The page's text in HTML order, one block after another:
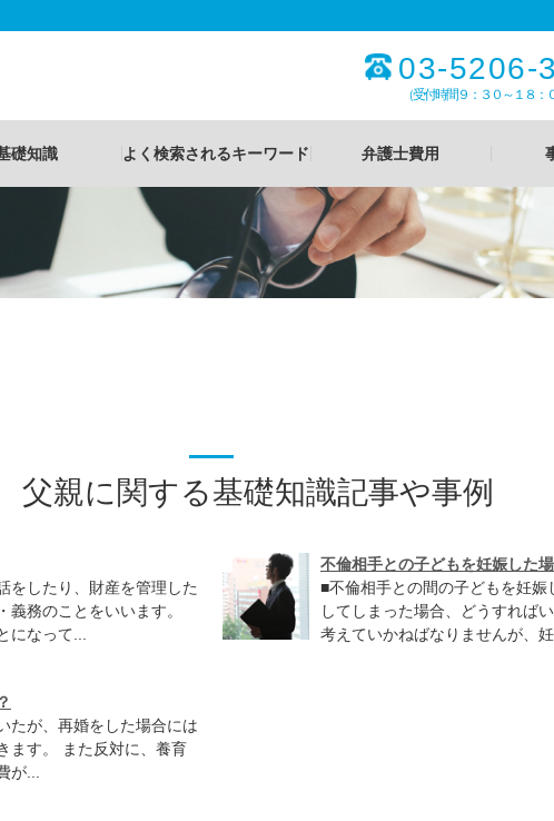
03-5206-
（受付時間９：３０～１８：
礎知識 よく検索されるキーワード 弁護士費用
親に関する基礎知識記事や事例
をしたり、財産を管理した
務のことをいいます。
なって...
不倫相手との子どもを妊娠した
■不倫相手との間の子どもを妊
してしまった場合、どうすれば
考えていかねばなりませんが、
たが、再婚をした場合には
ます。 また反対に、養育
が...